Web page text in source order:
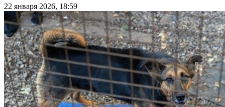
22 января 2026, 18:59